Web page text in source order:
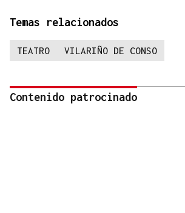
Temas relacionados
TEATRO VILARIÑO DE CONSO
Contenido patrocinado